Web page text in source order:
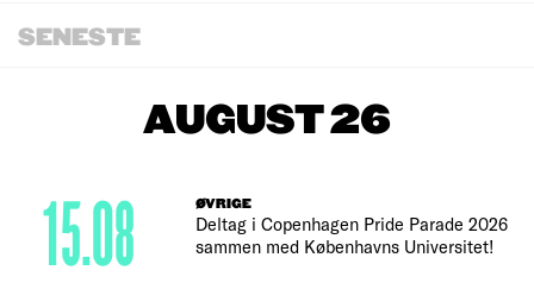
SENESTE
AUGUST 26
ØVRIGE
Deltag i Copenhagen Pride Parade 2026
sammen med Københavns Universitet!
15.08